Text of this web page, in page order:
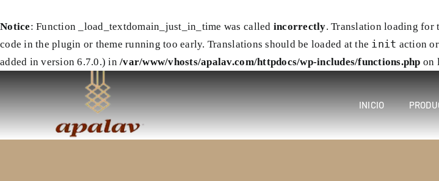
Notice: Function _load_textdomain_just_in_time was called incorrectly. Translation loading for
code in the plugin or theme running too early. Translations should be loaded at the init action
added in version 6.7.0.) in/var/www/vhosts/apalav.com/httpdocs/wp-includes/functions.php on
INICIO